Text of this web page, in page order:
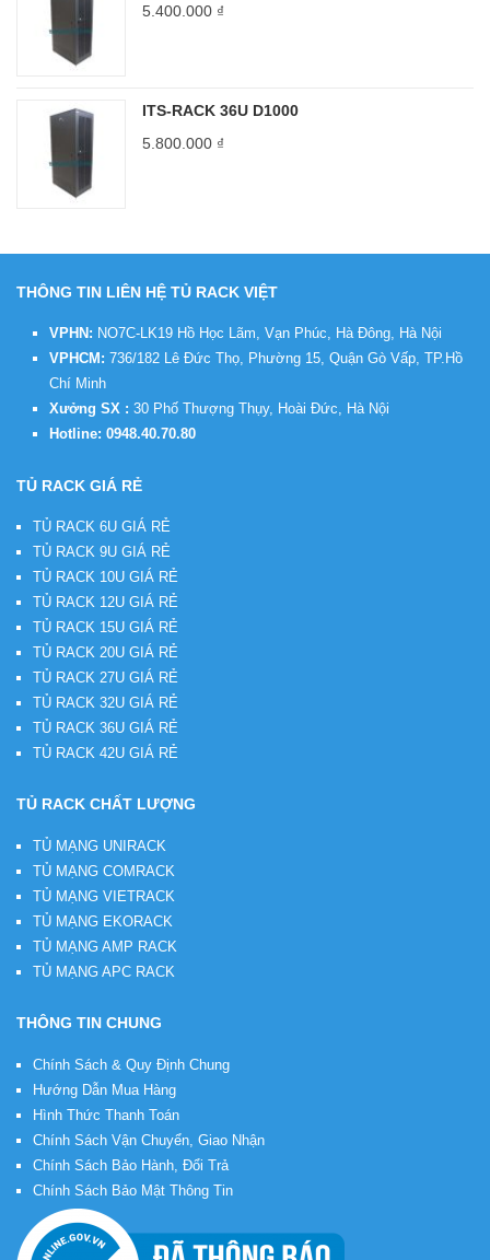
5.400.000 ₫
ITS-RACK 36U D1000
5.800.000 ₫
THÔNG TIN LIÊN HỆ TỦ RACK VIỆT
VPHN: NO7C-LK19 Hồ Học Lãm, Vạn Phúc, Hà Đông, Hà Nội
VPHCM: 736/182 Lê Đức Thọ, Phường 15, Quận Gò Vấp, TP.Hồ
Chí Minh
Xưởng SX : 30 Phố Thượng Thụy, Hoài Đức, Hà Nội
Hotline: 0948.40.70.80
TỦ RACK GIÁ RẺ
TỦ RACK 6U GIÁ RẺ
TỦ RACK 9U GIÁ RẺ
TỦ RACK 10U GIÁ RẺ
TỦ RACK 12U GIÁ RẺ
TỦ RACK 15U GIÁ RẺ
TỦ RACK 20U GIÁ RẺ
TỦ RACK 27U GIÁ RẺ
TỦ RACK 32U GIÁ RẺ
TỦ RACK 36U GIÁ RẺ
TỦ RACK 42U GIÁ RẺ
TỦ RACK CHẤT LƯỢNG
TỦ MẠNG UNIRACK
TỦ MẠNG COMRACK
TỦ MẠNG VIETRACK
TỦ MẠNG EKORACK
TỦ MẠNG AMP RACK
TỦ MẠNG APC RACK
THÔNG TIN CHUNG
Chính Sách & Quy Định Chung
Hướng Dẫn Mua Hàng
Hình Thức Thanh Toán
Chính Sách Vận Chuyển, Giao Nhận
Chính Sách Bảo Hành, Đổi Trả
Chính Sách Bảo Mật Thông Tin